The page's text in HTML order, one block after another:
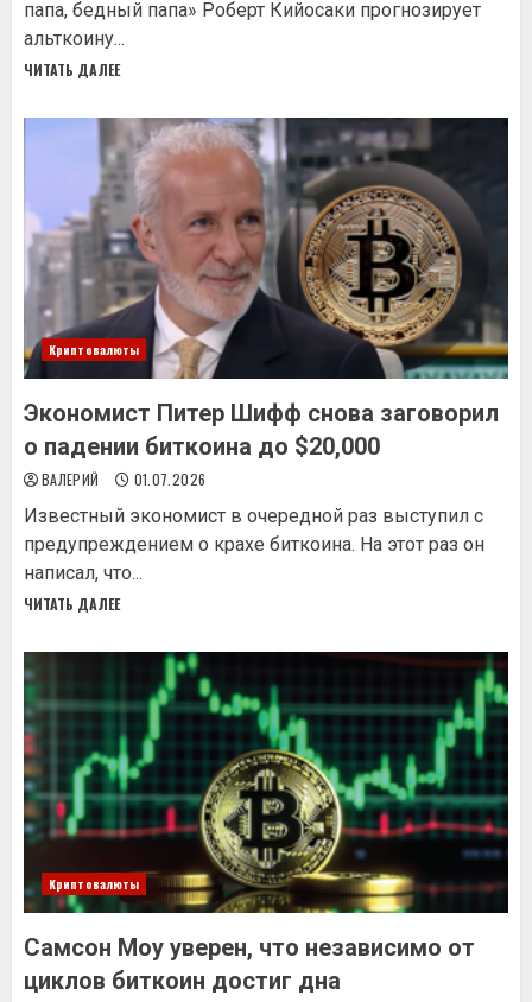
папа, бедный папа» Роберт Кийосаки прогнозирует
альткоину...
ЧИТАТЬ ДАЛЕЕ
Криптовалюты
Экономист Питер Шифф снова заговорил
о падении биткоина до $20,000
ВАЛЕРИЙ 01.07.2026
Известный экономист в очередной раз выступил с
предупреждением о крахе биткоина. На этот раз он
написал, что...
ЧИТАТЬ ДАЛЕЕ
Криптовалюты
Самсон Моу уверен, что независимо от
циклов биткоин достиг дна